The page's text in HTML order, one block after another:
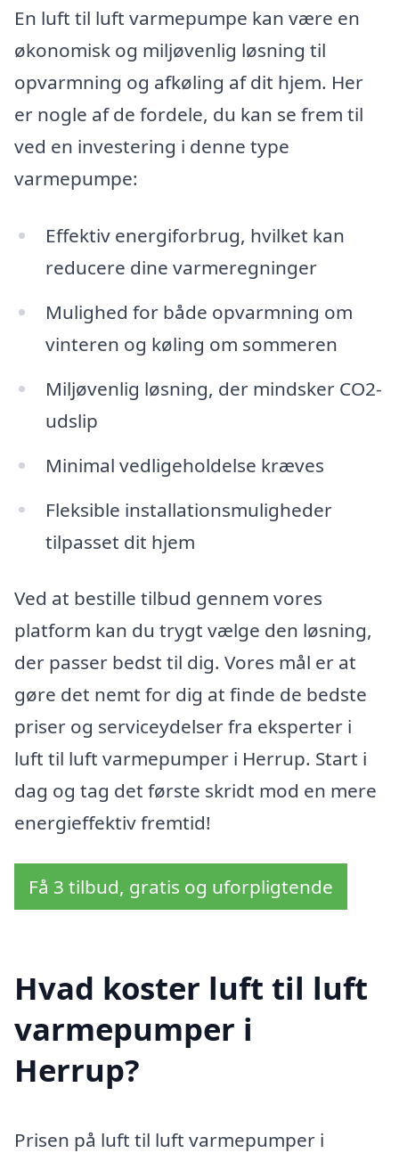
En luft til luft varmepumpe kan være en
økonomisk og miljøvenlig løsning til
opvarmning og afkøling af dit hjem. Her
er nogle af de fordele, du kan se frem til
ved en investering i denne type
varmepumpe:
Effektiv energiforbrug, hvilket kan
reducere dine varmeregninger
Mulighed for både opvarmning om
vinteren og køling om sommeren
Miljøvenlig løsning, der mindsker CO2-
udslip
Minimal vedligeholdelse kræves
Fleksible installationsmuligheder
tilpasset dit hjem
Ved at bestille tilbud gennem vores
platform kan du trygt vælge den løsning,
der passer bedst til dig. Vores mål er at
gøre det nemt for dig at finde de bedste
priser og serviceydelser fra eksperter i
luft til luft varmepumper i Herrup. Start i
dag og tag det første skridt mod en mere
energieffektiv fremtid!
Få 3 tilbud, gratis og uforpligtende
Hvad koster luft til luft
varmepumper i
Herrup?
Prisen på luft til luft varmepumper i